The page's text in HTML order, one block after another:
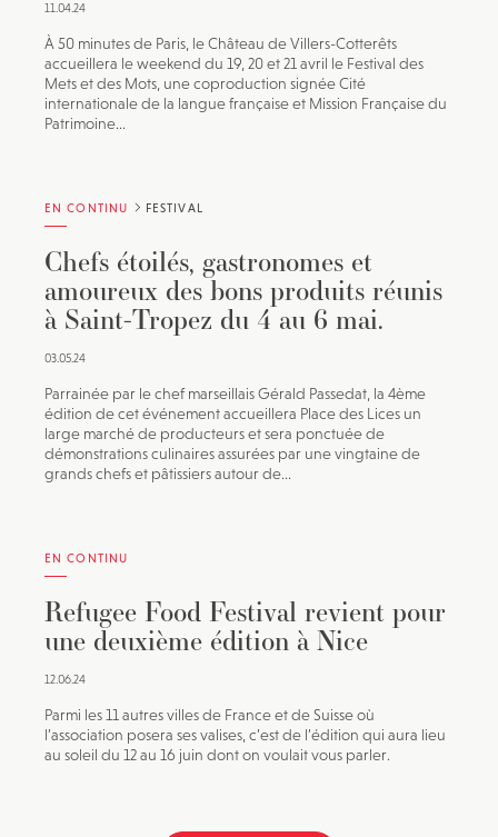
11.04.24
À 50 minutes de Paris, le Château de Villers-Cotterêts
accueillera le weekend du 19, 20 et 21 avril le Festival des
Mets et des Mots, une coproduction signée Cité
internationale de la langue française et Mission Française du
Patrimoine...
EN CONTINU FESTIVAL
Chefs étoilés, gastronomes et
amoureux des bons produits réunis
à Saint-Tropez du 4 au 6 mai.
03.05.24
Parrainée par le chef marseillais Gérald Passedat, la 4ème
édition de cet événement accueillera Place des Lices un
large marché de producteurs et sera ponctuée de
démonstrations culinaires assurées par une vingtaine de
grands chefs et pâtissiers autour de...
EN CONTINU
Refugee Food Festival revient pour
une deuxième édition à Nice
12.06.24
Parmi les 11 autres villes de France et de Suisse où
l’association posera ses valises, c’est de l’édition qui aura lieu
au soleil du 12 au 16 juin dont on voulait vous parler.